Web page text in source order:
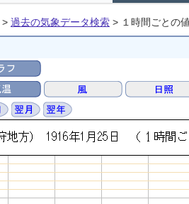
> 過去の気象データ検索 > １時間ごとの